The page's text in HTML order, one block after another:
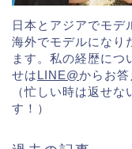
日本とアジアでモデ
海外でモデルになり
ます。私の経歴につ
せはLINE@からお答
（忙しい時は返せ
す！）